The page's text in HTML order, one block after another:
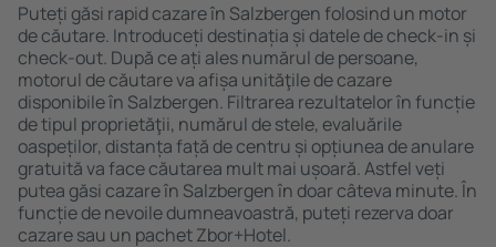
Puteți găsi rapid cazare în Salzbergen folosind un motor
de căutare. Introduceți destinația și datele de check-in și
check-out. După ce ați ales numărul de persoane,
motorul de căutare va afișa unităţile de cazare
disponibile în Salzbergen. Filtrarea rezultatelor în funcție
de tipul proprietăţii, numărul de stele, evaluările
oaspeților, distanța față de centru și opțiunea de anulare
gratuită va face căutarea mult mai ușoară. Astfel veți
putea găsi cazare în Salzbergen în doar câteva minute. În
funcție de nevoile dumneavoastră, puteți rezerva doar
cazare sau un pachet Zbor+Hotel.